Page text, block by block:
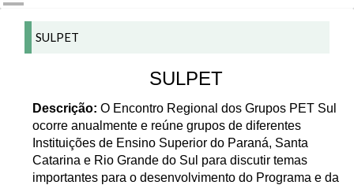
SULPET
SULPET
Descrição: O Encontro Regional dos Grupos PET Sul
ocorre anualmente e reúne grupos de diferentes
Instituições de Ensino Superior do Paraná, Santa
Catarina e Rio Grande do Sul para discutir temas
importantes para o desenvolvimento do Programa e da